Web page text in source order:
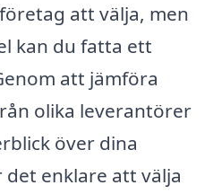
att välja, men
kan du fatta ett
att jämföra
olika leverantörer
över dina
enklare att välja